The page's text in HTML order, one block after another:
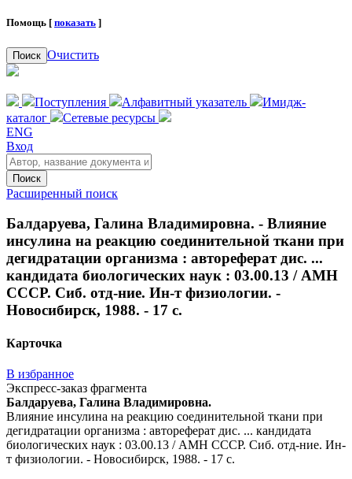
Помощь [ показать ]
Поиск Очистить
Поступления Алфавитный указатель
Имидж-
каталог
Сетевые ресурсы
ENG
Вход
Поиск
Расширенный поиск
Балдаруева, Галина Владимировна. - Влияние
инсулина на реакцию соединительной ткани при
дегидратации организма : автореферат дис. ...
кандидата биологических наук : 03.00.13 / АМН
СССР. Сиб. отд-ние. Ин-т физиологии. -
Новосибирск, 1988. - 17 с.
Карточка
В избранное
Экспресс-заказ фрагмента
Балдаруева, Галина Владимировна.
Влияние инсулина на реакцию соединительной ткани при
дегидратации организма : автореферат дис. ... кандидата
биологических наук : 03.00.13 / АМН СССР. Сиб. отд-ние. Ин-
т физиологии. - Новосибирск, 1988. - 17 с.